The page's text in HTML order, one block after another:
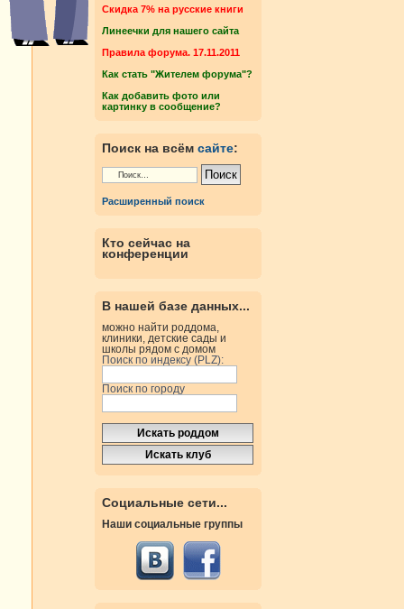
Cкидка 7% на русские книги
Линеечки для нашего сайта
Правила форума. 17.11.2011
Как стать "Жителем форума"?
Как добавить фото или
картинку в сообщение?
Поиск на всём сайте:
Расширенный поиск
Кто сейчас на
конференции
В нашей базе данных...
можно найти роддома,
клиники, детские сады и
школы рядом с домом
Поиск по индексу (PLZ):
Поиск по городу
Социальные сети...
Наши социальные группы